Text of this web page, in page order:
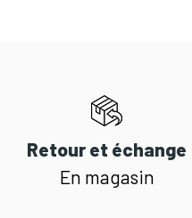
Retour et échange
En magasin